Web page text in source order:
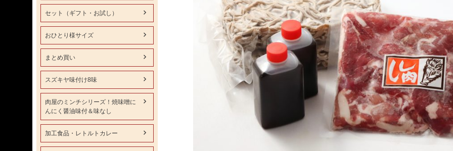
セット（ギフト・お試し）
おひとり様サイズ
まとめ買い
スズキヤ味付け8味
肉屋のミンチシリーズ！焼味噌に
んにく醤油味付＆味なし
加工食品・レトルトカレー